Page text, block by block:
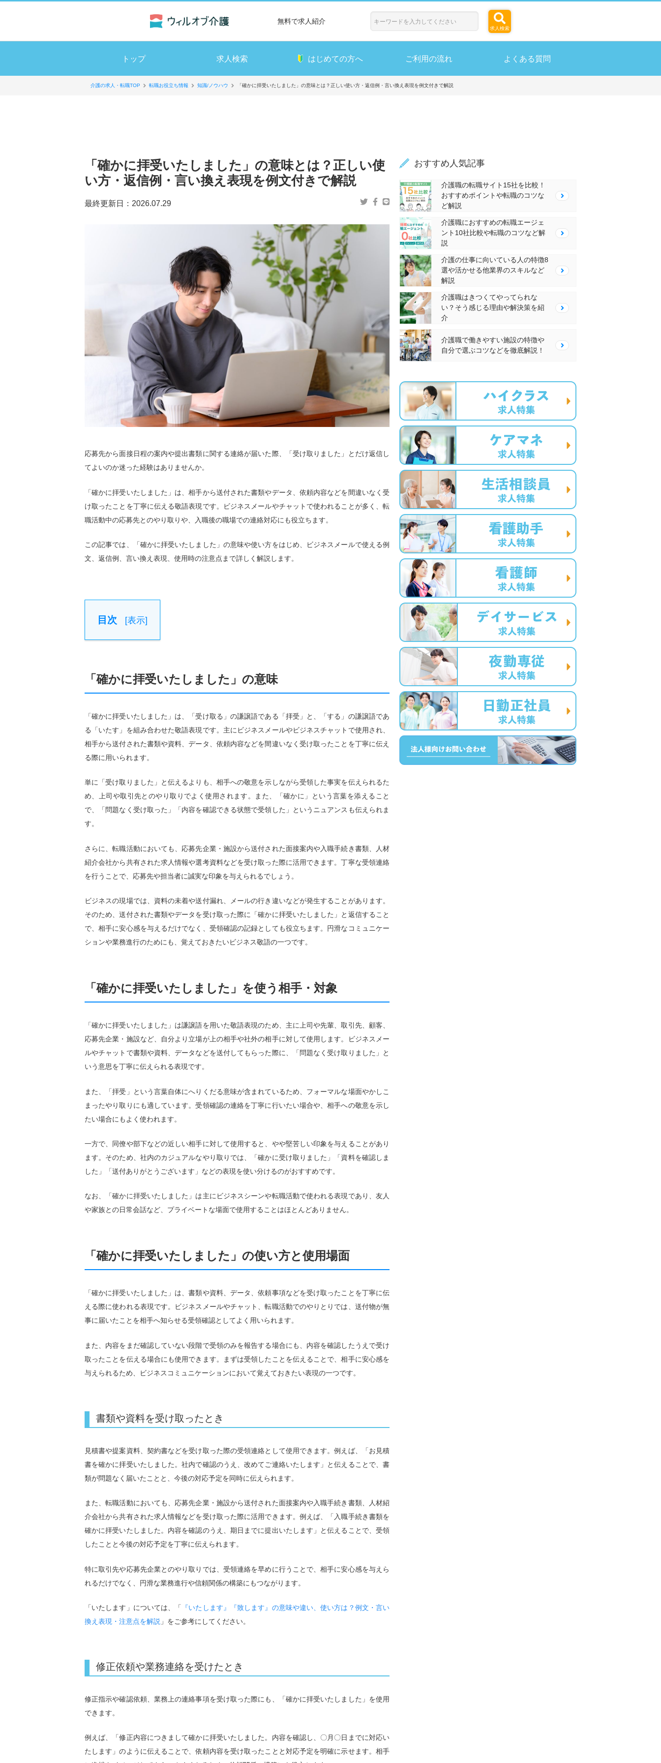
無料で求人紹介
求人検索
トップ 求人検索 はじめての方へ ご利用の流れ よくある質問
介護の求人・転職TOP 転職お役立ち情報 知識/ノウハウ 「確かに拝受いたしました」の意味とは？正しい使い方・返信例・言い換え表現を例文付きで解説
「確かに拝受いたしました」の意味とは？正しい使
い方・返信例・言い換え表現を例文付きで解説
最終更新日： 2026.07.29
応募先から面接日程の案内や提出書類に関する連絡が届いた際、「受け取りました」とだけ返信し
てよいのか迷った経験はありませんか。
「確かに拝受いたしました」は、相手から送付された書類やデータ、依頼内容などを間違いなく受
け取ったことを丁寧に伝える敬語表現です。ビジネスメールやチャットで使われることが多く、転
職活動中の応募先とのやり取りや、入職後の職場での連絡対応にも役立ちます。
この記事では、「確かに拝受いたしました」の意味や使い方をはじめ、ビジネスメールで使える例
文、返信例、言い換え表現、使用時の注意点まで詳しく解説します。
目次 [表示]
「確かに拝受いたしました」の意味
「確かに拝受いたしました」は、「受け取る」の謙譲語である「拝受」と、「する」の謙譲語であ
る「いたす」を組み合わせた敬語表現です。主にビジネスメールやビジネスチャットで使用され、
相手から送付された書類や資料、データ、依頼内容などを間違いなく受け取ったことを丁寧に伝え
る際に用いられます。
単に「受け取りました」と伝えるよりも、相手への敬意を示しながら受領した事実を伝えられるた
め、上司や取引先とのやり取りでよく使用されます。また、「確かに」という言葉を添えること
で、「問題なく受け取った」「内容を確認できる状態で受領した」というニュアンスも伝えられま
す。
さらに、転職活動においても、応募先企業・施設から送付された面接案内や入職手続き書類、人材
紹介会社から共有された求人情報や選考資料などを受け取った際に活用できます。丁寧な受領連絡
を行うことで、応募先や担当者に誠実な印象を与えられるでしょう。
ビジネスの現場では、資料の未着や送付漏れ、メールの行き違いなどが発生することがあります。
そのため、送付された書類やデータを受け取った際に「確かに拝受いたしました」と返信すること
で、相手に安心感を与えるだけでなく、受領確認の記録としても役立ちます。円滑なコミュニケー
ションや業務進行のためにも、覚えておきたいビジネス敬語の一つです。
「確かに拝受いたしました」を使う相手・対象
「確かに拝受いたしました」は謙譲語を用いた敬語表現のため、主に上司や先輩、取引先、顧客、
応募先企業・施設など、自分より立場が上の相手や社外の相手に対して使用します。ビジネスメー
ルやチャットで書類や資料、データなどを送付してもらった際に、「問題なく受け取りました」と
いう意思を丁寧に伝えられる表現です。
また、「拝受」という言葉自体にへりくだる意味が含まれているため、フォーマルな場面やかしこ
まったやり取りにも適しています。受領確認の連絡を丁寧に行いたい場合や、相手への敬意を示し
たい場合にもよく使われます。
一方で、同僚や部下などの近しい相手に対して使用すると、やや堅苦しい印象を与えることがあり
ます。そのため、社内のカジュアルなやり取りでは、「確かに受け取りました」「資料を確認しま
した」「送付ありがとうございます」などの表現を使い分けるのがおすすめです。
なお、「確かに拝受いたしました」は主にビジネスシーンや転職活動で使われる表現であり、友人
や家族との日常会話など、プライベートな場面で使用することはほとんどありません。
「確かに拝受いたしました」の使い方と使用場面
「確かに拝受いたしました」は、書類や資料、データ、依頼事項などを受け取ったことを丁寧に伝
える際に使われる表現です。ビジネスメールやチャット、転職活動でのやりとりでは、送付物が無
事に届いたことを相手へ知らせる受領確認としてよく用いられます。
また、内容をまだ確認していない段階で受領のみを報告する場合にも、内容を確認したうえで受け
取ったことを伝える場合にも使用できます。まずは受領したことを伝えることで、相手に安心感を
与えられるため、ビジネスコミュニケーションにおいて覚えておきたい表現の一つです。
書類や資料を受け取ったとき
見積書や提案資料、契約書などを受け取った際の受領連絡として使用できます。例えば、「お見積
書を確かに拝受いたしました。社内で確認のうえ、改めてご連絡いたします」と伝えることで、書
類が問題なく届いたことと、今後の対応予定を同時に伝えられます。
また、転職活動においても、応募先企業・施設から送付された面接案内や入職手続き書類、人材紹
介会社から共有された求人情報などを受け取った際に活用できます。例えば、「入職手続き書類を
確かに拝受いたしました。内容を確認のうえ、期日までに提出いたします」と伝えることで、受領
したことと今後の対応予定を丁寧に伝えられます。
特に取引先や応募先企業とのやり取りでは、受領連絡を早めに行うことで、相手に安心感を与えら
れるだけでなく、円滑な業務進行や信頼関係の構築にもつながります。
「いたします」については、「
『いたします』『致します』の意味や違い、使い方は？例文・言い
換え表現・注意点を解説 」をご参考にしてください。
修正依頼や業務連絡を受けたとき
修正指示や確認依頼、業務上の連絡事項を受け取った際にも、「確かに拝受いたしました」を使用
できます。
例えば、「修正内容につきまして確かに拝受いたしました。内容を確認し、〇月〇日までに対応い
たします」のように伝えることで、依頼内容を受け取ったことと対応予定を明確に示せます。相手
おすすめ人気記事
介護職の転職サイト15社を比較！
おすすめポイントや転職のコツな
ど解説
介護職におすすめの転職エージェ
ント10社比較や転職のコツなど解
説
介護の仕事に向いている人の特徴8
選や活かせる他業界のスキルなど
解説
介護職はきつくてやってられな
い？そう感じる理由や解決策を紹
介
介護職で働きやすい施設の特徴や
自分で選ぶコツなどを徹底解説！